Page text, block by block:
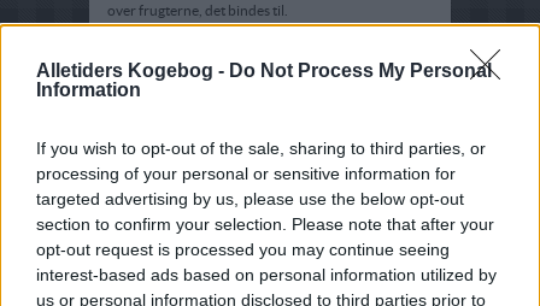
Alletiders Kogebog - Do Not Process My Personal
Information
If you wish to opt-out of the sale, sharing to third parties, or
processing of your personal or sensitive information for
targeted advertising by us, please use the below opt-out
section to confirm your selection. Please note that after your
opt-out request is processed you may continue seeing
interest-based ads based on personal information utilized by
us or personal information disclosed to third parties prior to
over frugterne, det bindes til.